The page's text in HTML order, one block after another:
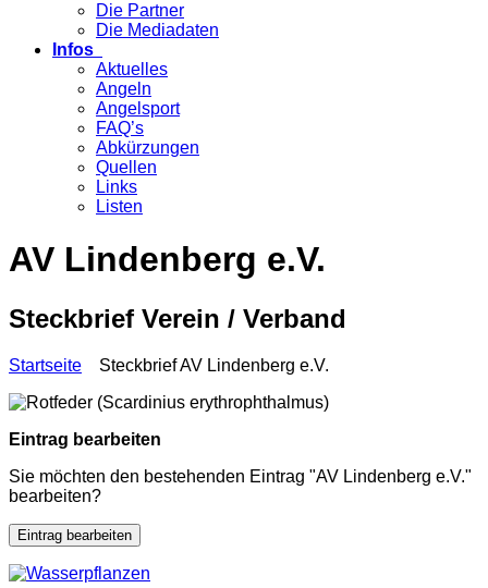
Die Partner
Die Mediadaten
Infos
Aktuelles
Angeln
Angelsport
FAQ’s
Abkürzungen
Quellen
Links
Listen
AV Lindenberg e.V.
Steckbrief Verein / Verband
Startseite Steckbrief AV Lindenberg e.V.
Eintrag bearbeiten
Sie möchten den bestehenden Eintrag "AV Lindenberg e.V."
bearbeiten?
Eintrag bearbeiten